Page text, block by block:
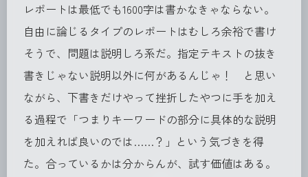
レポートは最低でも1600字は書かなきゃならない。
自由に論じるタイプのレポートはむしろ余裕で書け
そうで、問題は説明しろ系だ。指定テキストの抜き
書きじゃない説明以外に何があるんじゃ！ と思い
ながら、下書きだけやって挫折したやつに手を加え
る過程で「つまりキーワードの部分に具体的な説明
を加えれば良いのでは……？」という気づきを得
た。合っているかは分からんが、試す価値はある。